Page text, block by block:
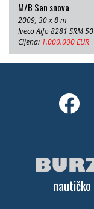
M/B San snova
2009, 30 x 8 m
Iveco Aifo 8281 SRM 50
Cijena: 1.000.000 EUR